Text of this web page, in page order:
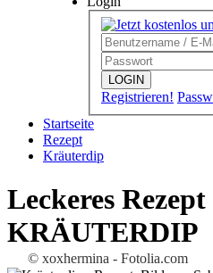
LOGIN
Registrieren!
Startseite
Rezept
Kräuterdip
Leckeres
KRÄUTERDIP
© xoxhermina - Fotolia.com